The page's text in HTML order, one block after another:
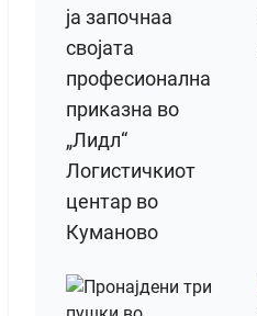
ја започнаа
својата
професионална
приказна во
„Лидл“
Логистичкиот
центар во
Куманово